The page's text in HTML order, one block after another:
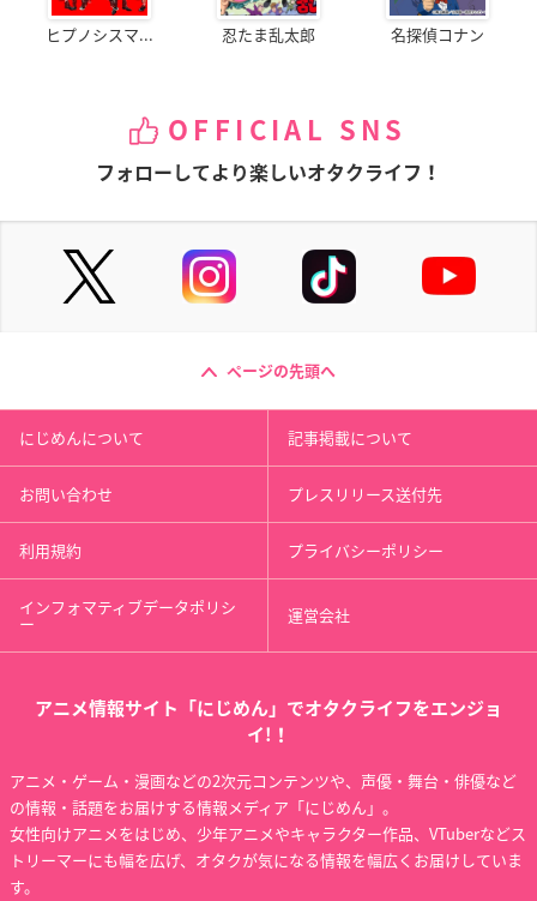
ヒプノシスマ... 忍たま乱太郎 名探偵コナン
OFFICIAL SNS
フォローしてより楽しいオタクライフ！
ページの先頭へ
にじめんについて 記事掲載について
お問い合わせ プレスリリース送付先
利用規約 プライバシーポリシー
インフォマティブデータポリシ
ー 運営会社
アニメ情報サイト「にじめん」でオタクライフをエンジョ
イ!！
アニメ・ゲーム・漫画などの2次元コンテンツや、声優・舞台・俳優など
の情報・話題をお届けする情報メディア「にじめん」。
女性向けアニメをはじめ、少年アニメやキャラクター作品、VTuberなどス
トリーマーにも幅を広げ、オタクが気になる情報を幅広くお届けしていま
す。